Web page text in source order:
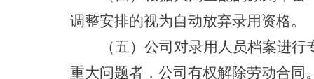
调整安排的视为自动放弃录用资格。
（五）公司对录用人员档案进
重大问题者，公司有权解除劳动合同